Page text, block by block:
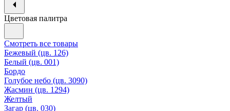
Цветовая палитра
Смотреть все товары
Бежевый (цв. 126)
Белый (цв. 001)
Бордо
Голубое небо (цв. 3090)
Жасмин (цв. 1294)
Желтый
Загар (цв. 030)